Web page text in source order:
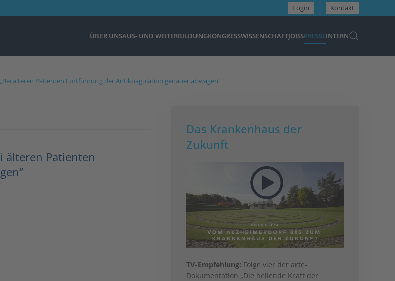
Login Kontakt
ÜBER UNSAUS- UND WEITERBILDUNGKONGRESSWISSENSCHAFTJOBSPRESSEINTERN
älteren Patienten Fortführung der Antikoagulation genauer abwägen“
älteren Patienten
Das Krankenhaus der
Zukunft
TV-Empfehlung: Folge vier der arte-
Dokumentation „Die heilende Kraft der